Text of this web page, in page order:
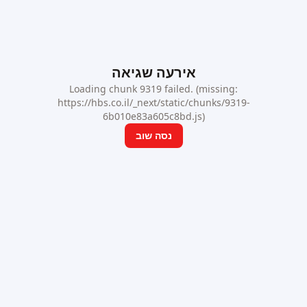
אירעה שגיאה
Loading chunk 9319 failed. (missing:
https://hbs.co.il/_next/static/chunks/9319-
6b010e83a605c8bd.js)